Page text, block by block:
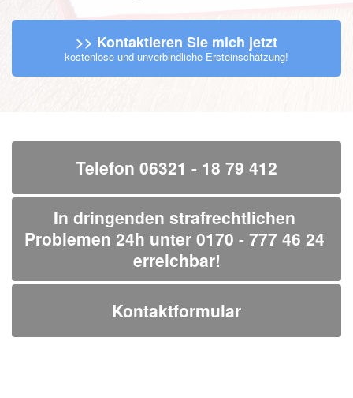
>> Kontaktieren Sie mich jetzt
kostenlose und unverbindliche Ersteinschätzung!
Telefon 06321 - 18 79 412
In dringenden strafrechtlichen
Problemen 24h unter 0170 - 777 46 24
erreichbar!
Kontaktformular